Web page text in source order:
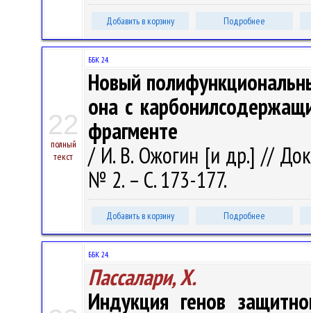
Добавить в корзину Подробнее
22
полный
текст
ББК 24.
Новый
она с
фрагменте
/ И. В. Ожогин [и др.] //
№ 2. – С. 173-177.
Добавить в корзину Подробнее
ББК 24.
Пассалари, Х.
Индукция генов